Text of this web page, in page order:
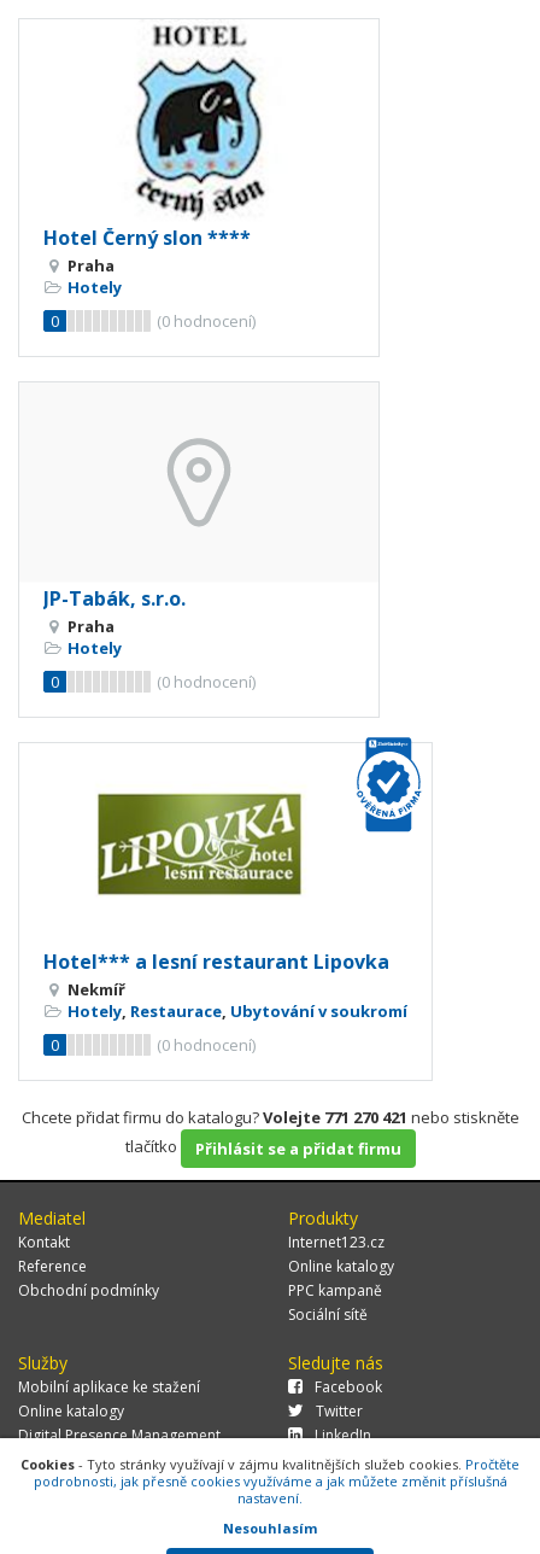
Hotel Černý slon ****
Praha
Hotely
0
(0 hodnocení)
JP-Tabák, s.r.o.
Praha
Hotely
0
(0 hodnocení)
Hotel*** a lesní restaurant Lipovka
Nekmíř
Hotely, Restaurace, Ubytování v soukromí
0
(0 hodnocení)
Chcete přidat firmu do katalogu?Volejte 771 270 421 nebo stiskněte
tlačítko
Přihlásit se a přidat firmu
Mediatel
Kontakt
Reference
Obchodní podmínky
Produkty
Internet123.cz
Online katalogy
PPC kampaně
Sociální sítě
Služby
Mobilní aplikace ke stažení
Online katalogy
Digital Presence Management
Více zákazníků
Sledujte nás
Facebook
Twitter
LinkedIn
© 2026 MEDIATEL CZ, s.r.o.,Za Potokem 46/4, 106 00 Praha 10, tel.:
Cookies - Tyto stránky využívají v zájmu kvalitnějších služeb cookies. Pročtěte
podrobnosti, jak přesně cookies využíváme a jak můžete změnit příslušná
nastavení.
Nesouhlasím